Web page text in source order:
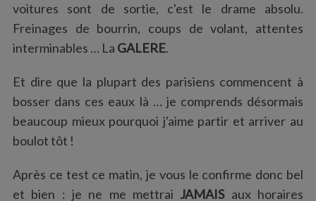
voitures sont de sortie, c'est le drame absolu.
Freinages de bourrin, coups de volant, attentes
interminables … La GALERE.
Et dire que la plupart des parisiens commencent à
bosser dans ces eaux là … je comprends désormais
beaucoup mieux pourquoi j'aime partir et arriver au
boulot tôt !
Après ce test ce matin, je vous le confirme donc bel
et bien : je ne me mettrai JAMAISaux horaires